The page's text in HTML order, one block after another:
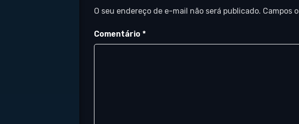
O seu endereço de e-mail não será publicado. Campos
Comentário*